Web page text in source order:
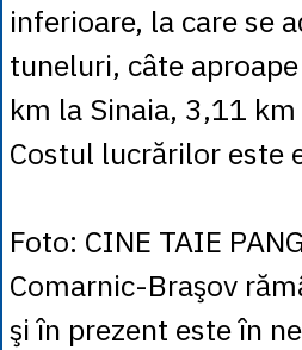
inferioare, la care se
tuneluri, câte
km la Sinaia, 3,11
Costul lucrărilor este
Foto: CINE TAIE
Comarnic-Braşov
şi în prezent este în